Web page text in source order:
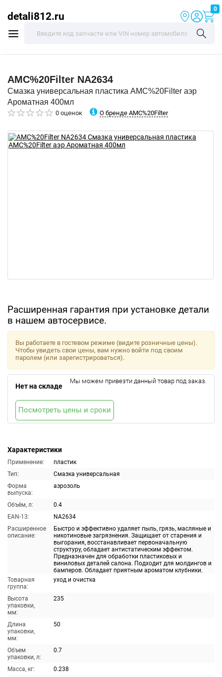
detali812.ru
0
AMC%20Filter NA2634
Смазка универсальная пластика AMC%20Filter аэр
Ароматная 400мл
0 оценок О бренде AMC%20Filter
Расширенная гарантия при установке детали
в нашем автосервисе.
Характеристики
Применение:
пластик
Тип:
Смазка универсальная
Форма
выпуска:
аэрозоль
Объём, л:
0.4
EAN-13:
NA2634
Расширенное
описание:
Быстро и эффективно удаляет пыль, грязь, масляные и
никотиновые загрязнения. Защищает от старения и
выгорания, восстанавливает первоначальную
структуру, обладает антистатическим эффектом.
Предназначен для обработки пластиковых и
виниловых деталей салона. Подходит для молдингов и
бамперов. Обладает приятным ароматом клубники.
Товарная
группа:
уход и очистка
Высота
упаковки,
мм:
235
Длина
упаковки,
мм:
50
Объем
упаковки, л:
0.7
Масса, кг:
0.238
Вы работаете в гостевом режиме (видите розничные цены).
Чтобы увидеть свои цены, вам нужно войти под своим
паролем (или зарегистрироваться).
Нет на складе
Мы можем привезти данный товар под заказ.
Посмотреть цены и сроки